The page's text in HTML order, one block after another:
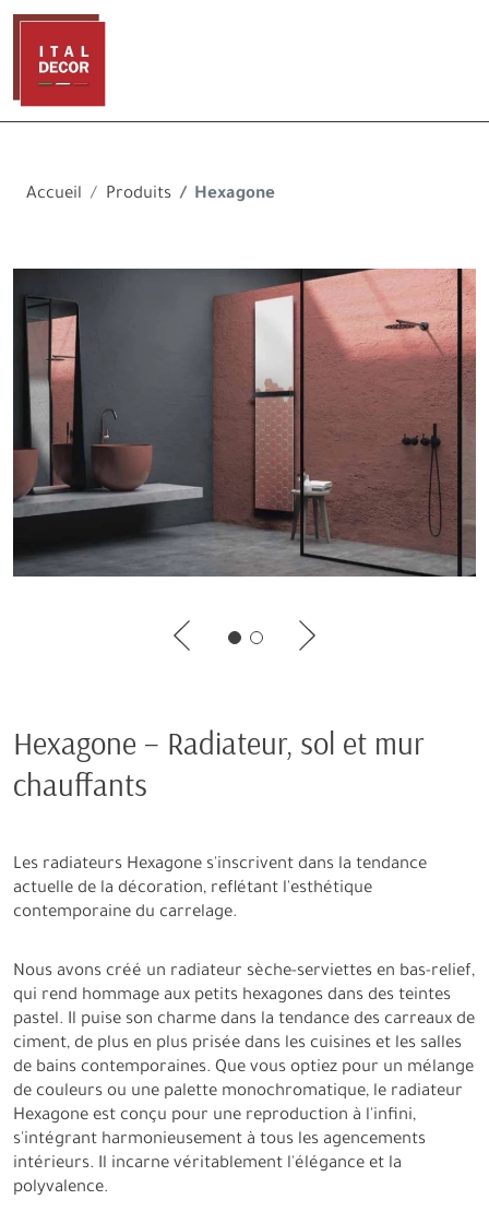
Accueil Produits Hexagone
Hexagone – Radiateur, sol et mur
chauffants
Les radiateurs Hexagone s'inscrivent dans la tendance
actuelle de la décoration, reflétant l'esthétique
contemporaine du carrelage.
Nous avons créé un radiateur sèche-serviettes en bas-relief,
qui rend hommage aux petits hexagones dans des teintes
pastel. Il puise son charme dans la tendance des carreaux de
ciment, de plus en plus prisée dans les cuisines et les salles
de bains contemporaines. Que vous optiez pour un mélange
de couleurs ou une palette monochromatique, le radiateur
Hexagone est conçu pour une reproduction à l'infini,
s'intégrant harmonieusement à tous les agencements
intérieurs. Il incarne véritablement l'élégance et la
polyvalence.